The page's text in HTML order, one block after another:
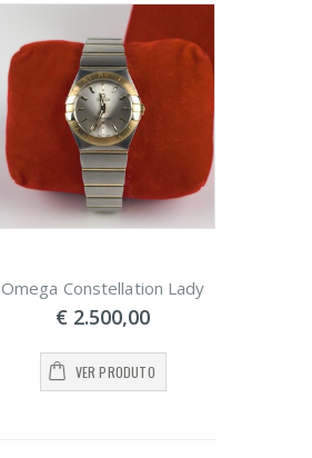
Omega Constellation Lady
€ 2.500,00
VER PRODUTO